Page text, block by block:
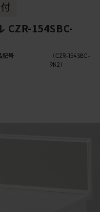
CZR-154SBC-
記号
（CZR-154SBC-
9N2）